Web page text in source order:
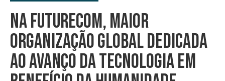
NA FUTURECOM, MAIOR
ORGANIZAÇÃO GLOBAL DEDICADA
AO AVANÇO DA TECNOLOGIA EM